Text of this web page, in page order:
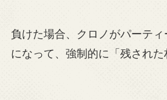
負けた場合、クロノがパーティ
になって、強制的に「残され